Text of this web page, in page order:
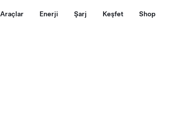
Araçlar Enerji Şarj Keşfet Shop